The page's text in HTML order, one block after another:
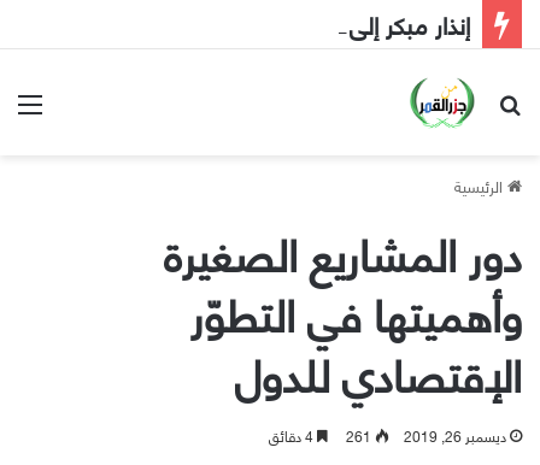
إنذار مبكر إلى الحكومة
بحث عن
الرئيسية
دور المشاريع الصغيرة
وأهميتها في التطوّر
الإقتصادي للدول
ديسمبر 26, 2019 261